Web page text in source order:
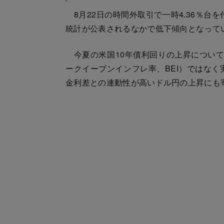
8月22日の時間外取引で一時4.36％台を
統計が公表されるなかで低下傾向となって
今夏の米国10年債利回りの上昇につい
ークイーブンインフレ率、BEI）ではな
金利差との連動性が高いドル円の上昇に